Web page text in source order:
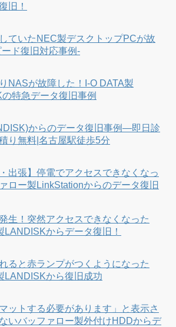
旧！
ていたNEC製デスクトップPCが故
ード復旧対応事例-
NASが故障した！I-O DATA製
の特急データ復旧事例
からのデータ復旧事例―即日診
り無料|名古屋駅徒歩5分
・出張】停電でアクセスできなくなっ
ロー製LinkStationからのデータ復旧
生！突然アクセスできなくなった
LANDISKからデータ復旧！
ると赤ランプがつくようになった
LANDISKから復旧成功
マットする必要があります」と表示さ
いバッファロー製外付けHDDからデ